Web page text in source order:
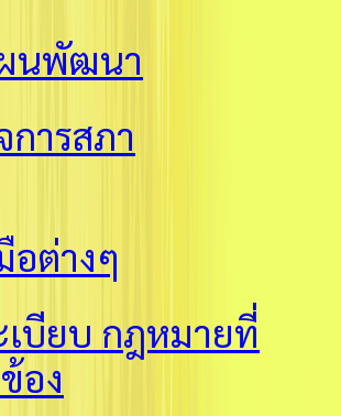
นพัฒนา
การสภา
อต่างๆ
เบียบ กฎหมายที่
อง